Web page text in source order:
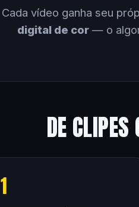
Cada vídeo ganha seu
digital de cor — o
DE
1